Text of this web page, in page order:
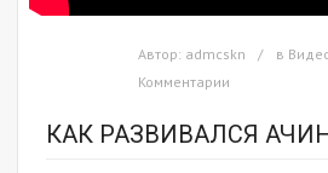
Автор: admcskn в
Комментарии
КАК РАЗВИВАЛСЯ